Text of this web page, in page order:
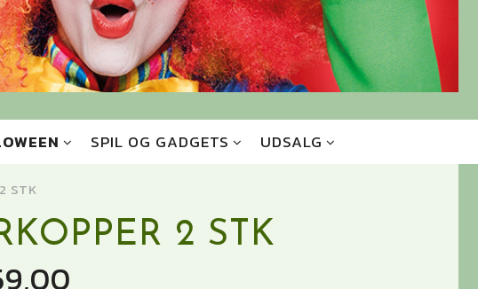
SPIL OG GADGETS UDSALG
STK
2 STK